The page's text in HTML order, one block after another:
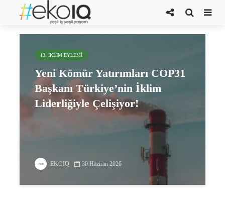
kömür yatırımları
13. İKLIM EYLEMI
Yeni Kömür Yatırımları COP31
Başkanı Türkiye’nin İklim
Liderliğiyle Çelişiyor!
EKOIQ 30 Haziran 2026